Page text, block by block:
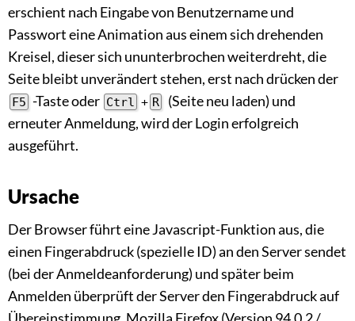
erschient nach Eingabe von Benutzername und
Passwort eine Animation aus einem sich drehenden
Kreisel, dieser sich ununterbrochen weiterdreht, die
Seite bleibt unverändert stehen, erst nach drücken der
F5 -Taste oder Ctrl + R
(Seite neu laden) und
erneuter Anmeldung, wird der Login erfolgreich
ausgeführt.
Ursache
Der Browser führt eine Javascript-Funktion aus, die
einen Fingerabdruck (spezielle ID) an den Server sendet
(bei der Anmeldeanforderung) und später beim
Anmelden überprüft der Server den Fingerabdruck auf